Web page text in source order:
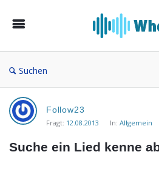
von
Suchen
Musikforum
von
WieheisstdasLied.de
Follow23
Fragt: 12.08.2013 In: Allgemein
Suche ein Lied kenne